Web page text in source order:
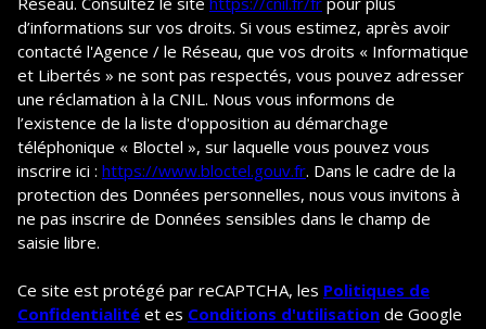
d’informations sur vos droits. Si vous estimez, après avoir
contacté l'Agence / le Réseau, que vos droits « Informatique
et Libertés » ne sont pas respectés, vous pouvez adresser
une réclamation à la CNIL. Nous vous informons de
l’existence de la liste d'opposition au démarchage
téléphonique « Bloctel », sur laquelle vous pouvez vous
inscrire ici : https://www.bloctel.gouv.fr. Dans le cadre de la
protection des Données personnelles, nous vous invitons à
ne pas inscrire de Données sensibles dans le champ de
saisie libre.
Ce site est protégé par reCAPTCHA, les Politiques de
Confidentialité et es Conditions d'utilisation de Google